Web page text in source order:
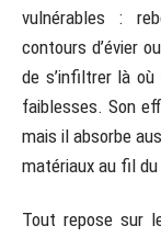
vulnérables :
contours d’évier
de s’infiltrer là
faiblesses. Son
mais il absorbe
matériaux au fil
Tout repose sur